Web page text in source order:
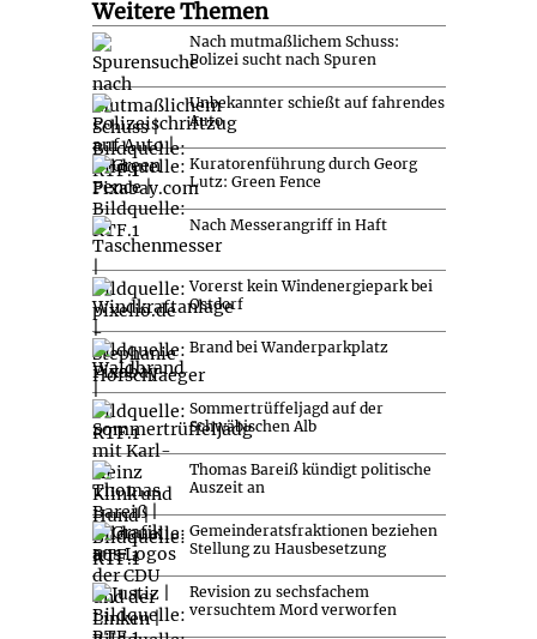
Weitere Themen
Nach mutmaßlichem Schuss:
Polizei sucht nach Spuren
Unbekannter schießt auf fahrendes
Auto
Kuratorenführung durch Georg
Lutz: Green Fence
Nach Messerangriff in Haft
Vorerst kein Windenergiepark bei
Ostdorf
Brand bei Wanderparkplatz
Sommertrüffeljagd auf der
Schwäbischen Alb
Thomas Bareiß kündigt politische
Auszeit an
Gemeinderatsfraktionen beziehen
Stellung zu Hausbesetzung
Revision zu sechsfachem
versuchtem Mord verworfen